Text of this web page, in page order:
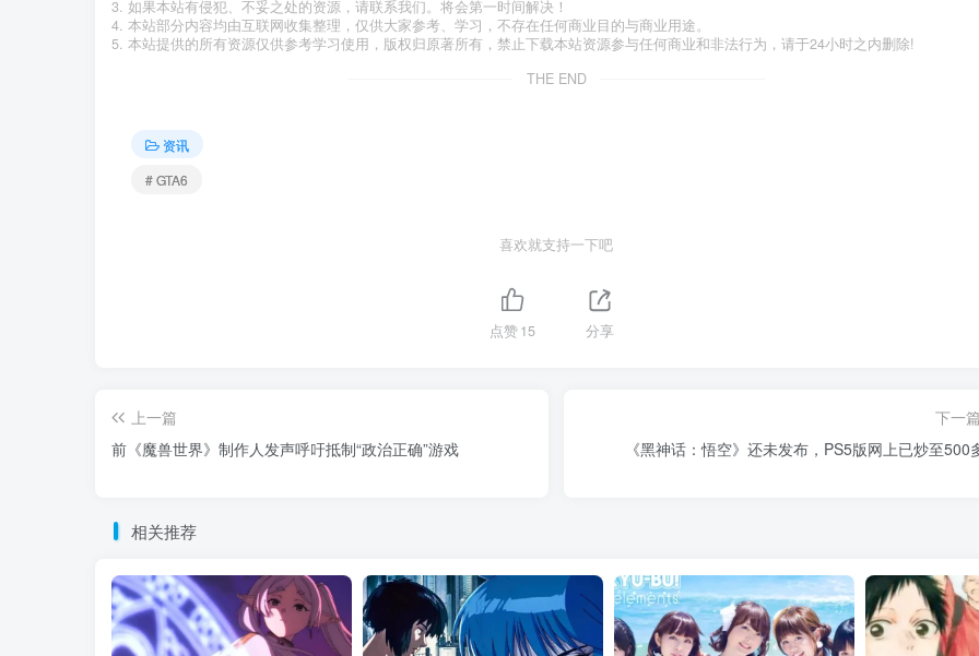
如果本站有侵犯、不妥之处的资源，请联系我们。将会第一时间解决！
本站部分内容均由互联网收集整理，仅供大家参考、学习，不存在任何商业目的与商业用途。
本站提供的所有资源仅供参考学习使用，版权归原著所有，禁止下载本站资源参与任何商业和非法行为，请于24小时之内删除!
THE END
资讯
# GTA6
喜欢就支持一下吧
点赞15 分享
上一篇
前《魔兽世界》制作人发声呼吁抵制“政治正确”游戏
下一
《黑神话：悟空》还未发布，PS5版网上已炒至500
相关推荐